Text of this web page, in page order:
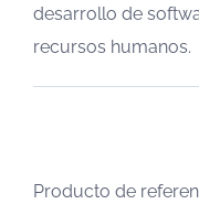
desarrollo de
recursos humanos.
Producto de